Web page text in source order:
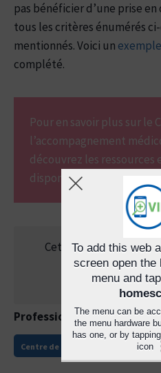
pas bénéficier d’une prise en
tous les critères énumérés ci-
mentionnés. Voici un
complété.
Pour en savoir plus sur le
l’accompagnement
découvrez les
disponibles sur
Cette page a-t-elle
Professions : Médecin
Centre de santé
To add this web
screen open the
menu and
The menu can be
the menu hardware
has one, or by
icon